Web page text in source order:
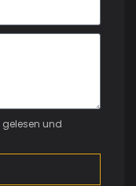
gelesen und